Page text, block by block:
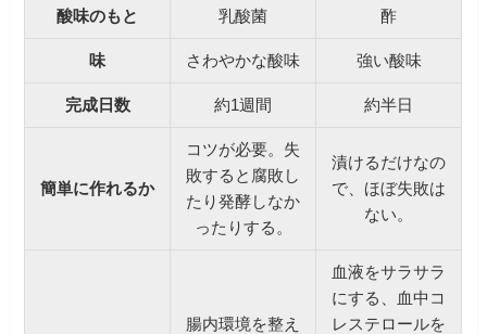
酸味のもと 乳酸菌 酢
味 さわやかな酸味 強い酸味
完成日数 約1週間 約半日
簡単に作れるか
コツが必要。失
敗すると腐敗し
たり発酵しなか
ったりする。
漬けるだけなの
で、ほぼ失敗は
ない。
腸内環境を整え
血液をサラサラ
にする、血中コ
レステロールを